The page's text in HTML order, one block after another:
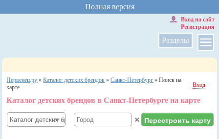
Полная версия
Разделы
Вход на сайт
Регистрация
Первенец.ру »Каталог детских брендов »Санкт-Петербург »Поиск на
карте
Вход
Каталог детских брендов в Санкт-Петербурге на карте